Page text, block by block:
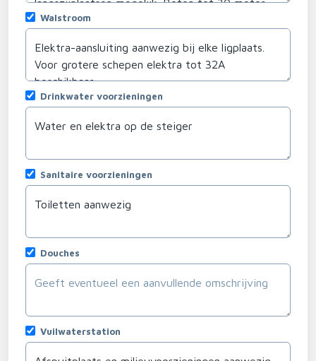
Walstroom
Drinkwater voorzieningen
Sanitaire voorzieningen
Douches
Vuilwaterstation